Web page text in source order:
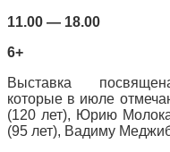
11.00 — 18.00
6+
Выставка
которые в июле
(120 лет), Юрию
(95 лет), Вадиму